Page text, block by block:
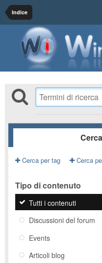
Indice
Cerca per tag Cerca
Tipo di contenuto
Tutti i contenuti
Discussioni del forum
Events
Articoli blog